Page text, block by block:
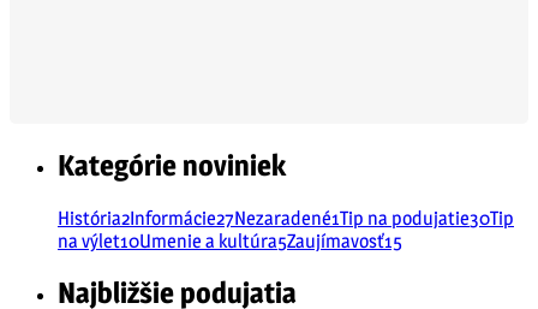
Kategórie noviniek
História2Informácie27Nezaradené1Tip na podujatie30Tip
na výlet10Umenie a kultúra5Zaujímavosť15
Najbližšie podujatia